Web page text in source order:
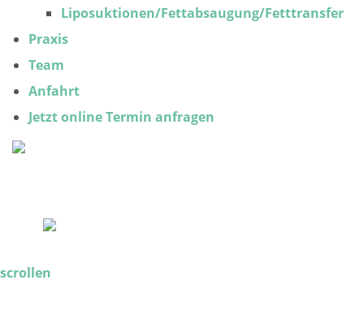
Liposuktionen/Fettabsaugung/Fetttransfer
Praxis
Team
Anfahrt
Jetzt online Termin anfragen
scrollen